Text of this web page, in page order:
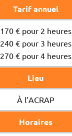
Tarif annuel
170 € pour 2 heures
240 € pour 3 heures
270 € pour 4 heures
Lieu
À l’ACRAP
Horaires